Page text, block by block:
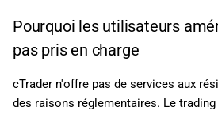
Pourquoi les utilisateurs
pas pris en charge
cTrader n'offre pas de services aux
des raisons réglementaires. Le